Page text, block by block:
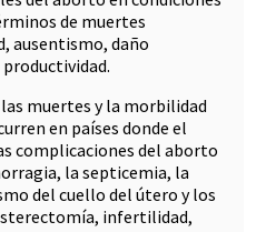
de muertes
ausentismo, daño
las muertes y la morbilidad
en países donde el
complicaciones del aborto
la septicemia, la
del cuello del útero y los
infertilidad,